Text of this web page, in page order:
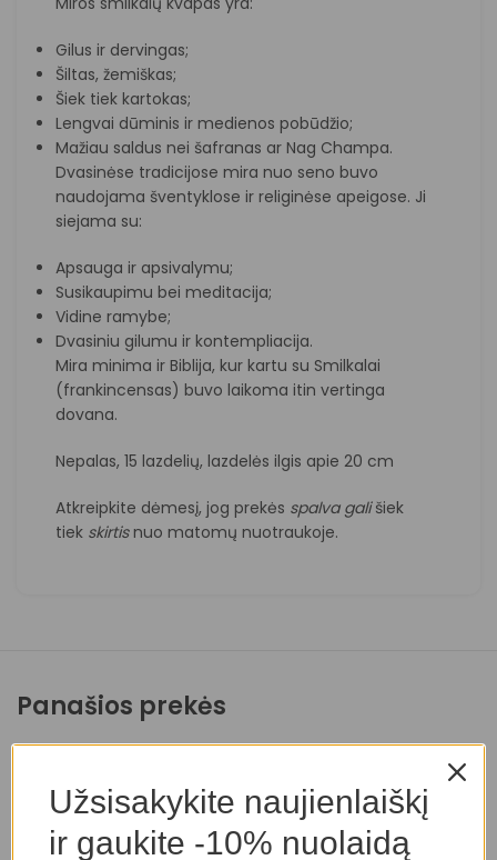
Gilus ir dervingas;
Šiltas, žemiškas;
Šiek tiek kartokas;
Lengvai dūminis ir medienos pobūdžio;
Mažiau saldus nei šafranas ar Nag Champa.
Dvasinėse tradicijose mira nuo seno buvo
naudojama šventyklose ir religinėse apeigose. Ji
siejama su:
Apsauga ir apsivalymu;
Susikaupimu bei meditacija;
Vidine ramybe;
Dvasiniu gilumu ir kontempliacija.
Mira minima ir Biblija, kur kartu su Smilkalai
(frankincensas) buvo laikoma itin vertinga
dovana.
Nepalas, 15 lazdelių, lazdelės ilgis apie 20 cm
Atkreipkite dėmesį, jog prekės spalva gališiek
tiek skirtisnuo matomų nuotraukoje.
Panašios prekės
Užsisakykite naujienlaiškį
ir gaukite -10% nuolaidą